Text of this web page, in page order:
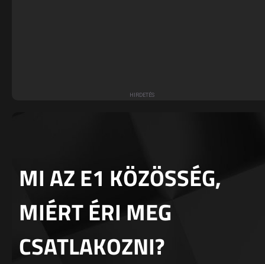
MI AZ E1 KÖZÖSSÉG,
MIÉRT ÉRI MEG
CSATLAKOZNI?